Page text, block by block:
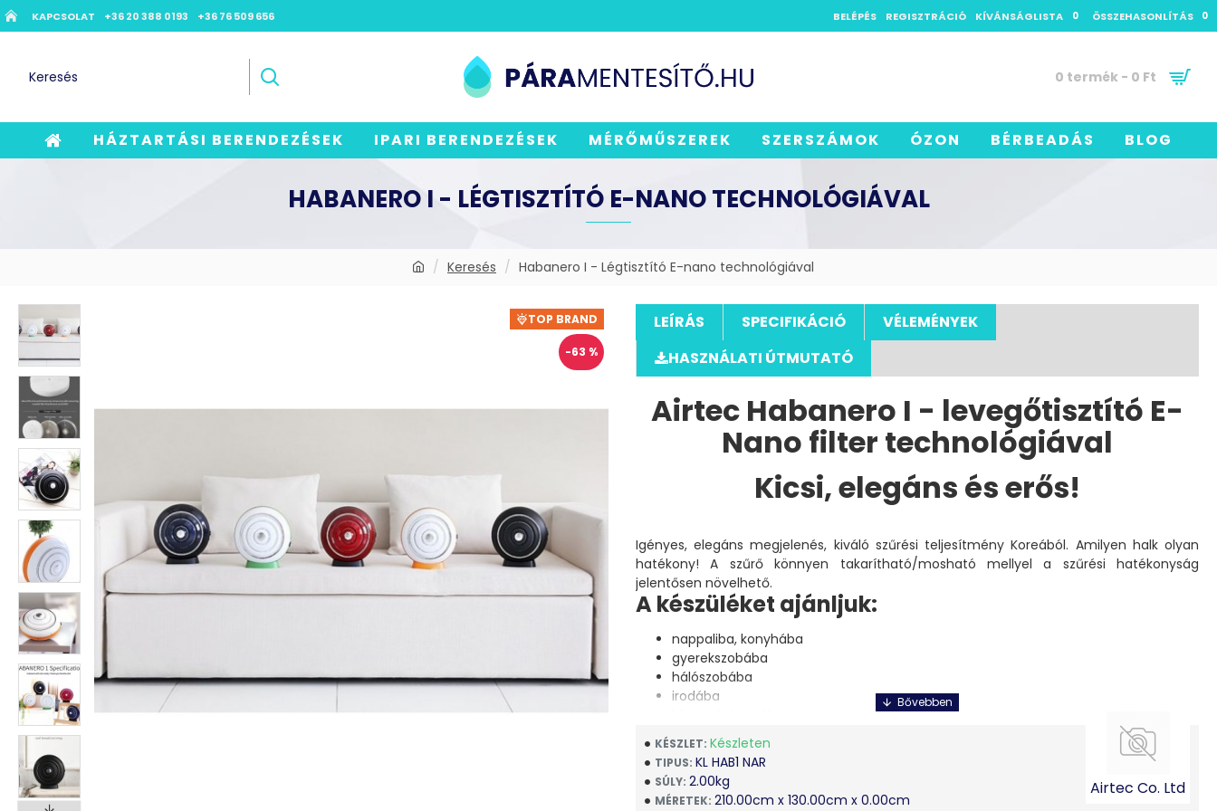
KAPCSOLAT +36 20 388 0193 +36 76 509 656 BELÉPÉS REGISZTRÁCIÓ KÍVÁNSÁGLISTA 0 ÖSSZEHASONLÍTÁS 0
0 termék - 0 Ft
HÁZTARTÁSI BERENDEZÉSEK IPARI BERENDEZÉSEK MÉRŐMŰSZEREK SZERSZÁMOK ÓZON BÉRBEADÁS BLOG
Keresés Habanero I - Légtisztító E-nano technológiával
HABANERO I - LÉGTISZTÍTÓ E-NANO TECHNOLÓGIÁVAL
TOP BRAND
-63 %
LEÍRÁS SPECIFIKÁCIÓ
VÉLEMÉNYEK
HASZNÁLATI ÚTMUTATÓ
Airtec Habanero I - levegőtisztító E-
Nano filter technológiával
Kicsi, elegáns és erős!
Igényes, elegáns megjelenés, kiváló szűrési teljesítmény Koreából. Amilyen halk olyan
hatékony! A szűrő könnyen takarítható/mosható mellyel a szűrési hatékonyság
jelentősen növelhető.
A készüléket ajánljuk:
nappaliba, konyhába
gyerekszobába
hálószobába
irodába
hotelszobákba
Az AirTech Habanero I légtisztító rendkívül hatékony e-nano szűrővel rendelkezik. Az e-
nano szűrőt azzal a tudattal készítették, hogy minden anyagnak tömege, polaritása van
KÉSZLET: Készleten
TIPUS: KL HAB1 NAR
SÚLY: 2.00kg
MÉRETEK: 210.00cm x 130.00cm x 0.00cm
Airtec Co. Ltd